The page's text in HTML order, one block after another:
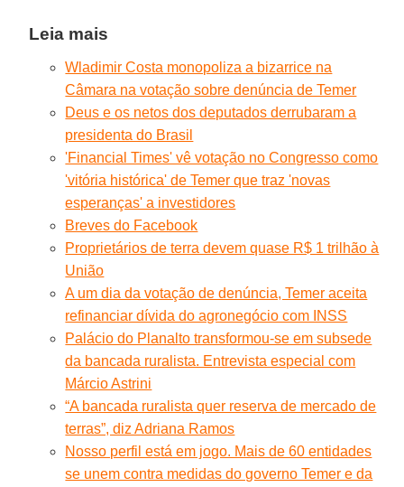
Leia mais
Wladimir Costa monopoliza a bizarrice na
Câmara na votação sobre denúncia de Temer
Deus e os netos dos deputados derrubaram a
presidenta do Brasil
'Financial Times' vê votação no Congresso como
'vitória histórica' de Temer que traz 'novas
esperanças' a investidores
Breves do Facebook
Proprietários de terra devem quase R$ 1 trilhão à
União
A um dia da votação de denúncia, Temer aceita
refinanciar dívida do agronegócio com INSS
Palácio do Planalto transformou-se em subsede
da bancada ruralista. Entrevista especial com
Márcio Astrini
“A bancada ruralista quer reserva de mercado de
terras”, diz Adriana Ramos
Nosso perfil está em jogo. Mais de 60 entidades
se unem contra medidas do governo Temer e da